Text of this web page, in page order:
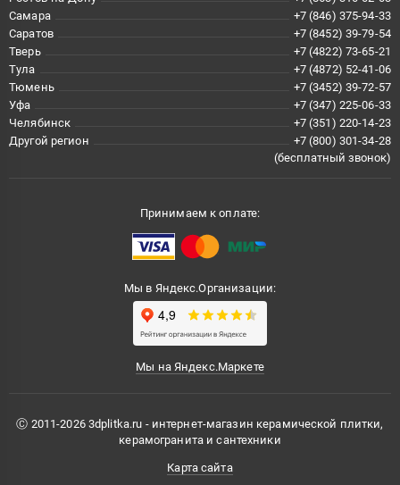
Самара
+7 (846) 375-94-33
Саратов
+7 (8452) 39-79-54
Тверь
+7 (4822) 73-65-21
Тула
+7 (4872) 52-41-06
Тюмень
+7 (3452) 39-72-57
Уфа
+7 (347) 225-06-33
Челябинск
+7 (351) 220-14-23
Другой регион
+7 (800) 301-34-28
(бесплатный звонок)
Принимаем к оплате:
Мы в Яндекс.Организации:
Мы на Яндекс.Маркете
Ⓒ 2011-2026 3dplitka.ru - интернет-магазин керамической плитки,
керамогранита и сантехники
Карта сайта